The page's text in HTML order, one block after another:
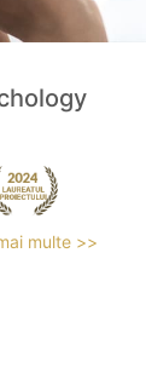
multe >>